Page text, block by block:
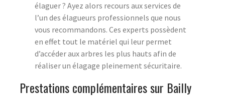
élaguer ? Ayez alors recours aux services de
l’un des élagueurs professionnels que nous
vous recommandons. Ces experts possèdent
en effet tout le matériel qui leur permet
d’accéder aux arbres les plus hauts afin de
réaliser un élagage pleinement sécuritaire.
Prestations complémentaires sur Bailly